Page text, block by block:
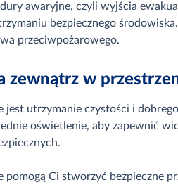
awaryjne, czyli wyjścia
bezpiecznego
przeciwpożarowego.
zewnątrz w
utrzymanie czystości i
oświetlenie, aby zapewnić
Ci stworzyć bezpieczne